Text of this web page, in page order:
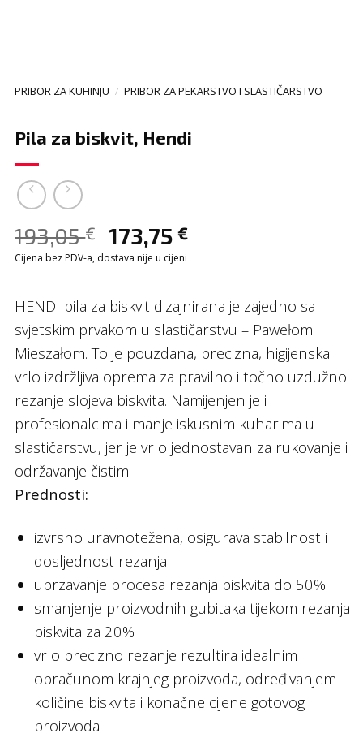
PRIBOR ZA KUHINJU / PRIBOR ZA PEKARSTVO I SLASTIČARSTVO
Pila za biskvit, Hendi
193,05€ 173,75 €
Cijena bez PDV-a, dostava nije u cijeni
HENDI pila za biskvit dizajnirana je zajedno sa
svjetskim prvakom u slastičarstvu – Pawełom
Mieszałom. To je pouzdana, precizna, higijenska i
vrlo izdržljiva oprema za pravilno i točno uzdužno
rezanje slojeva biskvita. Namijenjen je i
profesionalcima i manje iskusnim kuharima u
slastičarstvu, jer je vrlo jednostavan za rukovanje i
održavanje čistim.
Prednosti:
izvrsno uravnotežena, osigurava stabilnost i
dosljednost rezanja
ubrzavanje procesa rezanja biskvita do 50%
smanjenje proizvodnih gubitaka tijekom rezanja
biskvita za 20%
vrlo precizno rezanje rezultira idealnim
obračunom krajnjeg proizvoda, određivanjem
količine biskvita i konačne cijene gotovog
proizvoda